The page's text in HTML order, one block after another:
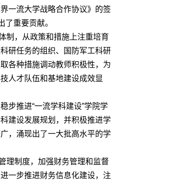
一流大学战略合作协议》的签
了重要贡献。
制，从政策和措施上注重培育
研任务的组织、国防军工科研
各种措施调动教师积极性，为
人才队伍和基地建设成效显
步推进“一流学科建设”学院学
建设发展规划，并积极推进学
，涌现出了一大批高水平的学
理制度，加强财务管理和监督
一步推进财务信息化建设，注